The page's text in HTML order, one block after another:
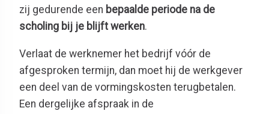
zij gedurende een bepaalde periode na de
scholing bij je blijft werken.
Verlaat de werknemer het bedrijf vóór de
afgesproken termijn, dan moet hij de werkgever
een deel van de vormingskosten terugbetalen.
Een dergelijke afspraak in de